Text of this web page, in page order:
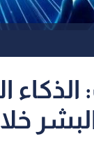
خلال 5